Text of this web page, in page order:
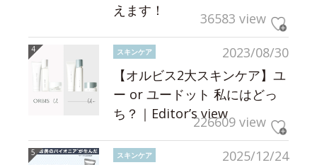
えます！
36583 view
2023/08/30
スキンケア
【オルビス2大スキンケア】ユ
ー or ユードット 私にはどっ
ち？｜Editor’s view226609 view
2025/12/24
スキンケア